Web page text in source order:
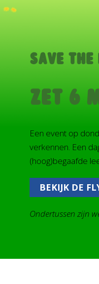
Save the
Zet 6
Een event op
verkennen. Een
(hoog)begaafde
BEKIJK DE
Ondertussen zijn